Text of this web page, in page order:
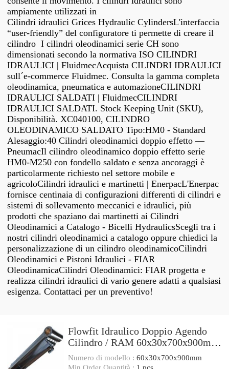
ampiamente utilizzati in
Cilindri idraulici Grices Hydraulic CylindersL'interfaccia
“user-friendly” del configuratore ti permette di creare il
cilindro I cilindri oleodinamici serie CH sono
dimensionati secondo la normativa ISO CILINDRI
IDRAULICI | FluidmecAcquista CILINDRI IDRAULICI
sull´e-commerce Fluidmec. Consulta la gamma completa
oleodinamica, pneumatica e automazioneCILINDRI
IDRAULICI SALDATI | FluidmecCILINDRI
IDRAULICI SALDATI. Stock Keeping Unit (SKU),
Disponibilità. XC040100, CILINDRO
OLEODINAMICO SALDATO Tipo:HM0 - Standard
Alesaggio:40 Cilindri oleodinamici doppio effetto —
PneumacIl cilindro oleodinamico doppio effetto serie
HM0-M250 con fondello saldato e senza ancoraggi è
particolarmente richiesto nel settore mobile e
agricoloCilindri idraulici e martinetti | EnerpacL'Enerpac
fornisce centinaia di configurazioni differenti di cilindri e
sistemi di sollevamento meccanici e idraulici, più
prodotti che spaziano dai martinetti ai Cilindri
Oleodinamici a Catalogo - Bicelli HydraulicsScegli tra i
nostri cilindri oleodinamici a catalogo oppure chiedici la
personalizzazione di un cilindro oleodinamicoCilindri
Oleodinamici e Pistoni Idraulici - FIAR
OleodinamicaCilindri Oleodinamici: FIAR progetta e
realizza cilindri idraulici di vario genere adatti a qualsiasi
esigenza. Contattaci per un preventivo!
Flowfit Idraulico Doppio Agendo
Cilindro / RAM 60x30x700x900mm
703/7
Numero di modello : 60x30x700x900mm